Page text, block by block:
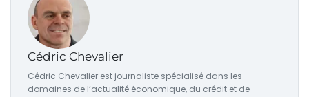
Cédric Chevalier
Cédric Chevalier est journaliste spécialisé dans les
domaines de l’actualité économique, du crédit et de